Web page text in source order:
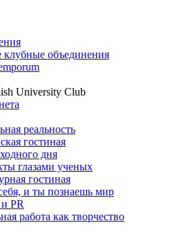
клубные объединения
University Club
реальность
гостиная
дня
глазами ученых
гостиная
и ты познаешь мир
PR
работа как творчество